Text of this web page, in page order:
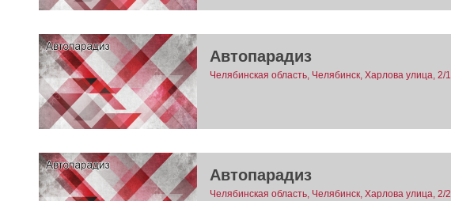
Автопарадиз
Челябинская область, Челябинск, Харлова улица, 2/1
Автопарадиз
Челябинская область, Челябинск, Харлова улица, 2/2